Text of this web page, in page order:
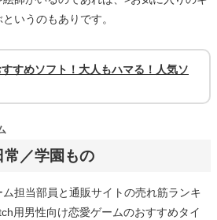
いうのもありです。
すめソフト！大人もハマる！人気ソ
常／学園もの
担当部員と通販サイトの売れ筋ランキ
用男性向け恋愛ゲームのおすすめタイ